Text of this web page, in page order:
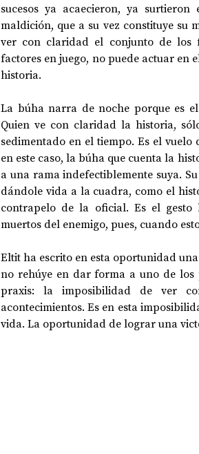
sucesos ya acaecieron, ya
maldición, que a su vez constituye su
ver con claridad el conjunto de los
factores en juego, no puede actuar en
historia.
La búha narra de noche porque es
Quien ve con claridad la historia,
sedimentado en el tiempo. Es el
en este caso, la búha que cuenta la
a una rama indefectiblemente suya.
dándole vida a la cuadra, como el
contrapelo de la oficial. Es el
muertos del enemigo, pues, cuando
Eltit ha escrito en esta oportunidad
no rehúye en dar forma a uno de
praxis: la imposibilidad de ver
acontecimientos. Es en esta
vida. La oportunidad de lograr una